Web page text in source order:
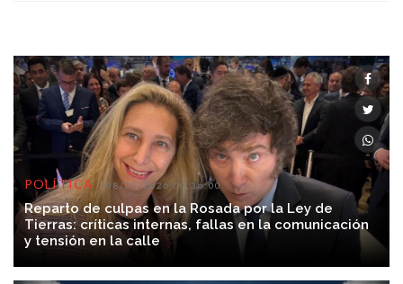
POLÍTICA 08/08/2026 00:36:00
Reparto de culpas en la Rosada por la Ley de
Tierras: críticas internas, fallas en la comunicación
y tensión en la calle